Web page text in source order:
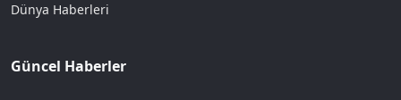
Dünya Haberleri
Güncel Haberler